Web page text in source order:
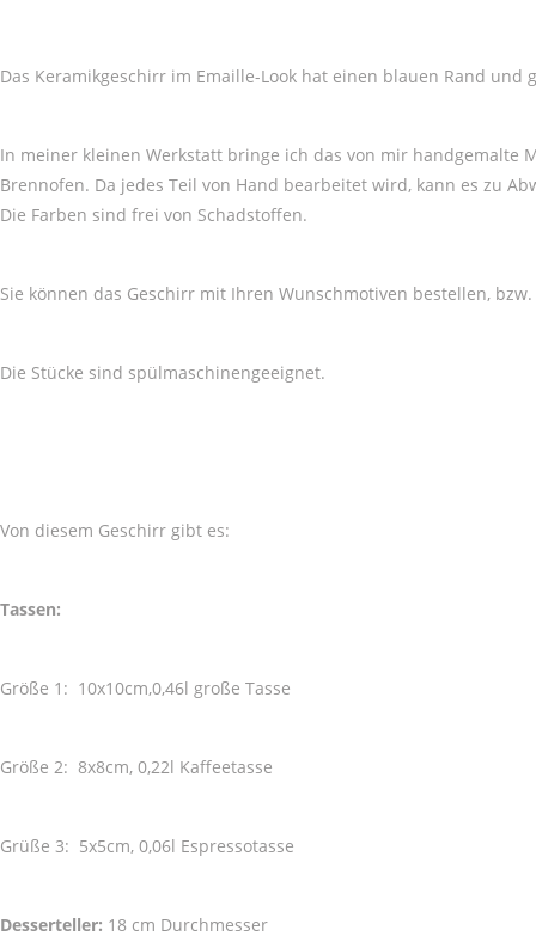
Das Keramikgeschirr im Emaille-Look hat einen blauen Rand und
In meiner kleinen Werkstatt bringe ich das von mir handgemalte
Brennofen. Da jedes Teil von Hand bearbeitet wird, kann es zu
Die Farben sind frei von Schadstoffen.
Sie können das Geschirr mit Ihren Wunschmotiven bestellen,
Die Stücke sind spülmaschinengeeignet.
Von diesem Geschirr gibt es:
Tassen:
Größe 1: 10x10cm,0,46l große Tasse
Größe 2: 8x8cm, 0,22l Kaffeetasse
Grüße 3: 5x5cm, 0,06l Espressotasse
Desserteller: 18 cm Durchmesser